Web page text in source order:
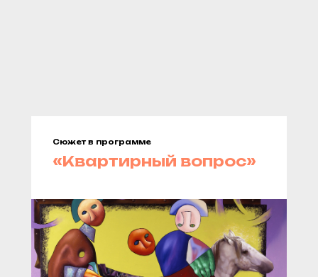
Сюжет в программе
«Квартирный вопрос»